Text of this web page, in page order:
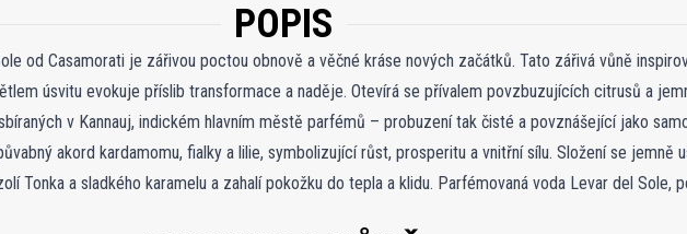
POPIS
od Casamorati je zářivou poctou obnově a věčné kráse nových začátků. Tato zářivá vůně
úsvitu evokuje příslib transformace a naděje. Otevírá se přívalem povzbuzujících citrusů a
v Kannauj, indickém hlavním městě parfémů – probuzení tak čisté a povznášející jako
akord kardamomu, fialky a lilie, symbolizující růst, prosperitu a vnitřní sílu. Složení se jemně
Tonka a sladkého karamelu a zahalí pokožku do tepla a klidu. Parfémovaná voda Levar del Sole,
– čichový východ slunce, který oslavuje nekonečný cyklus obnovy života a optimismus